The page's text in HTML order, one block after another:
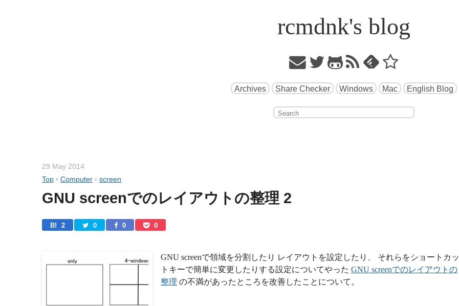
rcmdnk's blog
Archives Share Checker Windows Mac English Blog
29 May 2014
Top › Computer › screen
GNU screenでのレイアウトの整理 2
B! 2 0 0 0
GNU screenで領域を分割したり レイアウトを設定したり、 それらをショートカッ
トキーで簡単に変更したりする設定についてやった GNU screenでのレイアウトの
整理 の不満があったところを改善したことについて。